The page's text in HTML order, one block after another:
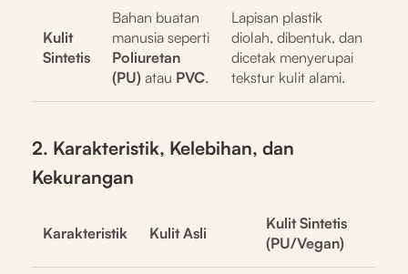
Kulit
Sintetis
Bahan buatan
manusia seperti
Poliuretan
(PU) atau PVC.
Lapisan plastik
diolah, dibentuk, dan
dicetak menyerupai
tekstur kulit alami.
2. Karakteristik, Kelebihan, dan
Kekurangan
Karakteristik Kulit Asli
Kulit Sintetis
(PU/Vegan)